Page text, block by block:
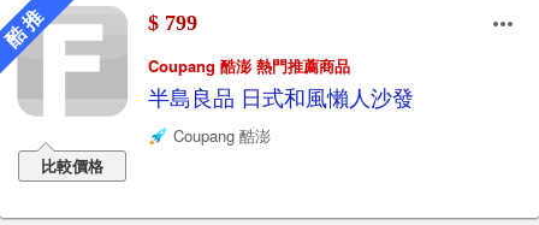
推
比較價格
$ 799
Coupang 酷澎 熱門推薦商品
半島良品 日式和風懶人沙發
Coupang 酷澎